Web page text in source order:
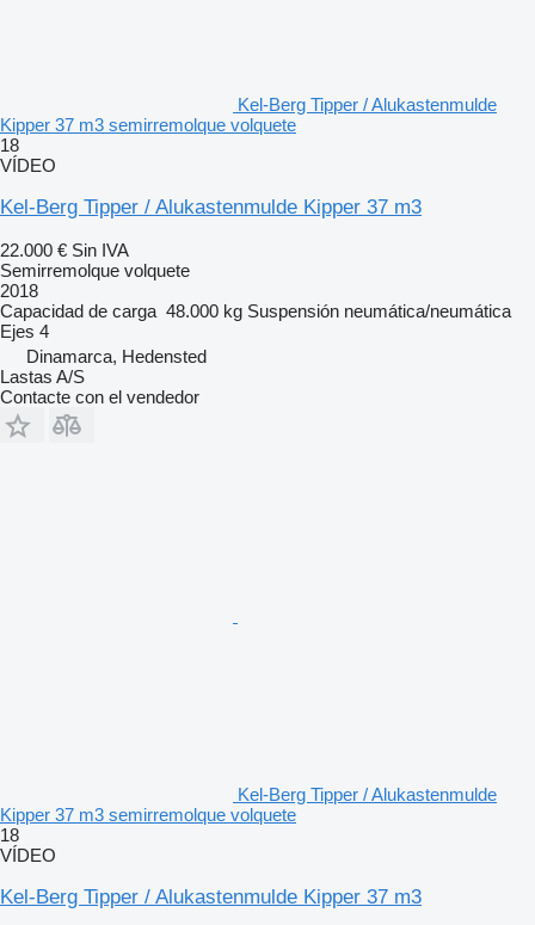
Kel-Berg Tipper / Alukastenmulde
Kipper 37 m3 semirremolque volquete
18
VÍDEO
Kel-Berg Tipper / Alukastenmulde Kipper 37 m3
22.000 € Sin IVA
Semirremolque volquete
2018
Capacidad de carga 48.000 kg Suspensión neumática/neumática
Ejes 4
Dinamarca, Hedensted
Lastas A/S
Contacte con el vendedor
Kel-Berg Tipper / Alukastenmulde
Kipper 37 m3 semirremolque volquete
18
VÍDEO
Kel-Berg Tipper / Alukastenmulde Kipper 37 m3